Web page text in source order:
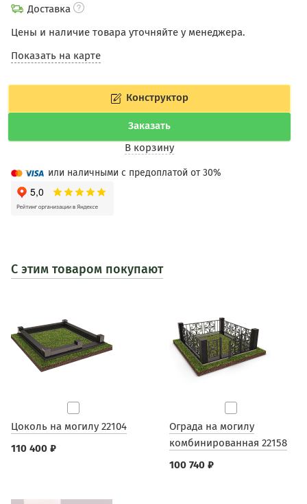
Доставка
Цены и наличие товара уточняйте у менеджера.
Показать на карте
Конструктор
Заказать
В корзину
или наличными с предоплатой от 30%
С этим товаром покупают
Цоколь на могилу 22104
110 400 ₽
Ограда на могилу
комбинированная 22158
100 740 ₽